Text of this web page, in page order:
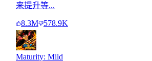
来提升等...
8.3M 578.9K
Maturity: Mild